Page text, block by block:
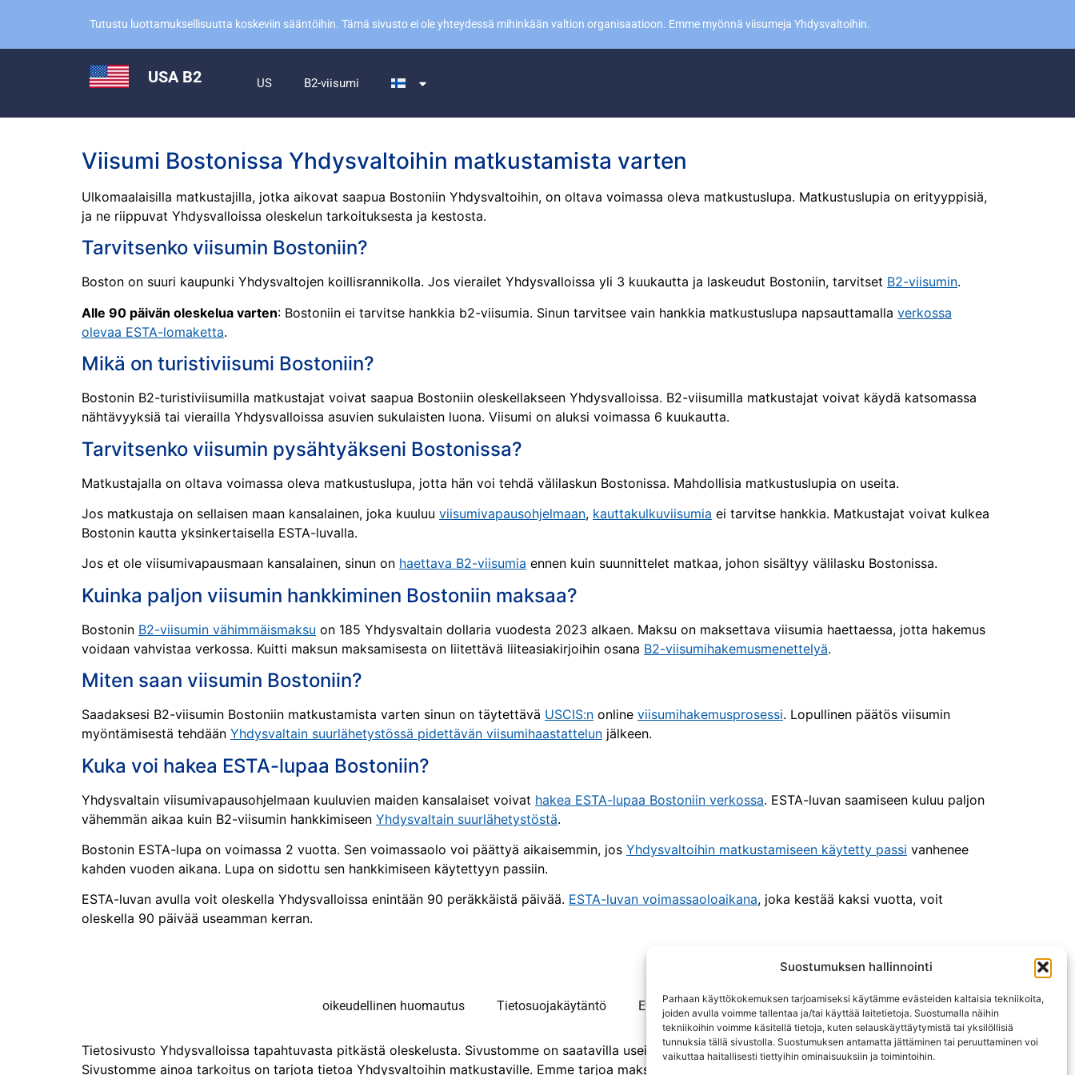
Suostumuksen hallinnointi
Parhaan käyttökokemuksen tarjoamiseksi käytämme evästeiden kaltaisia tekniikoita,
joiden avulla voimme tallentaa ja/tai käyttää laitetietoja. Suostumalla näihin
tekniikoihin voimme käsitellä tietoja, kuten selauskäyttäytymistä tai yksilöllisiä
tunnuksia tällä sivustolla. Suostumuksen antamatta jättäminen tai peruuttaminen voi
vaikuttaa haitallisesti tiettyihin ominaisuuksiin ja toimintoihin.
Tutustu luottamuksellisuutta koskeviin sääntöihin. Tämä sivusto ei ole yhteydessä mihinkään valtion organisaatioon. Emme myönnä viisumeja Yhdysvaltoihin.
USA B2 US B2-viisumi
Viisumi Bostonissa Yhdysvaltoihin matkustamista varten
Ulkomaalaisilla matkustajilla, jotka aikovat saapua Bostoniin Yhdysvaltoihin, on oltava voimassa oleva matkustuslupa. Matkustuslupia on erityyppisiä,
ja ne riippuvat Yhdysvalloissa oleskelun tarkoituksesta ja kestosta.
Tarvitsenko viisumin Bostoniin?
Boston on suuri kaupunki Yhdysvaltojen koillisrannikolla. Jos vierailet Yhdysvalloissa yli 3 kuukautta ja laskeudut Bostoniin, tarvitset B2-viisumin.
Alle 90 päivän oleskelua varten: Bostoniin ei tarvitse hankkia b2-viisumia. Sinun tarvitsee vain hankkia matkustuslupa napsauttamalla verkossa
olevaa ESTA-lomaketta.
Mikä on turistiviisumi Bostoniin?
Bostonin B2-turistiviisumilla matkustajat voivat saapua Bostoniin oleskellakseen Yhdysvalloissa. B2-viisumilla matkustajat voivat käydä katsomassa
nähtävyyksiä tai vierailla Yhdysvalloissa asuvien sukulaisten luona. Viisumi on aluksi voimassa 6 kuukautta.
Tarvitsenko viisumin pysähtyäkseni Bostonissa?
Matkustajalla on oltava voimassa oleva matkustuslupa, jotta hän voi tehdä välilaskun Bostonissa. Mahdollisia matkustuslupia on useita.
Jos matkustaja on sellaisen maan kansalainen, joka kuuluu viisumivapausohjelmaan, kauttakulkuviisumia ei tarvitse hankkia. Matkustajat voivat kulkea
Bostonin kautta yksinkertaisella ESTA-luvalla.
Jos et ole viisumivapausmaan kansalainen, sinun on haettava B2-viisumia ennen kuin suunnittelet matkaa, johon sisältyy välilasku Bostonissa.
Kuinka paljon viisumin hankkiminen Bostoniin maksaa?
Bostonin B2-viisumin vähimmäismaksu on 185 Yhdysvaltain dollaria vuodesta 2023 alkaen. Maksu on maksettava viisumia haettaessa, jotta hakemus
voidaan vahvistaa verkossa. Kuitti maksun maksamisesta on liitettävä liiteasiakirjoihin osana B2-viisumihakemusmenettelyä.
Miten saan viisumin Bostoniin?
Saadaksesi B2-viisumin Bostoniin matkustamista varten sinun on täytettävä USCIS:n online viisumihakemusprosessi. Lopullinen päätös viisumin
myöntämisestä tehdään Yhdysvaltain suurlähetystössä pidettävän viisumihaastattelun jälkeen.
Kuka voi hakea ESTA-lupaa Bostoniin?
Yhdysvaltain viisumivapausohjelmaan kuuluvien maiden kansalaiset voivat hakea ESTA-lupaa Bostoniin verkossa. ESTA-luvan saamiseen kuluu paljon
vähemmän aikaa kuin B2-viisumin hankkimiseen Yhdysvaltain suurlähetystöstä.
Bostonin ESTA-lupa on voimassa 2 vuotta. Sen voimassaolo voi päättyä aikaisemmin, jos Yhdysvaltoihin matkustamiseen käytetty passi vanhenee
kahden vuoden aikana. Lupa on sidottu sen hankkimiseen käytettyyn passiin.
ESTA-luvan avulla voit oleskella Yhdysvalloissa enintään 90 peräkkäistä päivää. ESTA-luvan voimassaoloaikana, joka kestää kaksi vuotta, voit
oleskella 90 päivää useamman kerran.
oikeudellinen huomautus Tietosuojakäytäntö Evästekäytäntö (EU)
Tietosivusto Yhdysvalloissa tapahtuvasta pitkästä oleskelusta. Sivustomme on saatavilla useilla kielillä. Olemme hallinnosta riippumaton tietoportaali.
Sivustomme ainoa tarkoitus on tarjota tietoa Yhdysvaltoihin matkustaville. Emme tarjoa maksullisia palveluita emmekä kerää sivuston kävijöistä